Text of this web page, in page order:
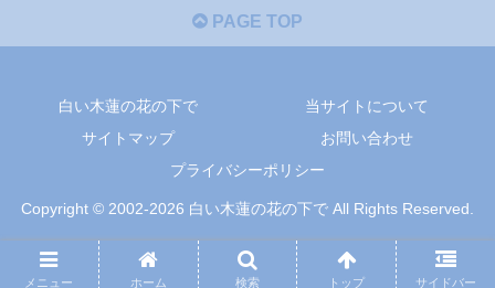
PAGE TOP
白い木蓮の花の下で
当サイトについて
サイトマップ
お問い合わせ
プライバシーポリシー
Copyright © 2002-2026 白い木蓮の花の下で All Rights Reserved.
メニュー ホーム 検索 トップ サイドバー